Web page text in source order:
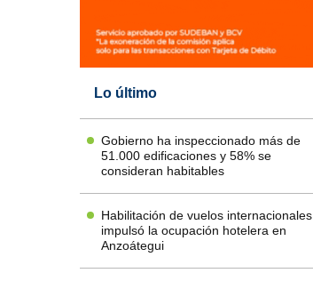
Lo último
Gobierno ha inspeccionado más de
51.000 edificaciones y 58% se
consideran habitables
Habilitación de vuelos internacionales
impulsó la ocupación hotelera en
Anzoátegui